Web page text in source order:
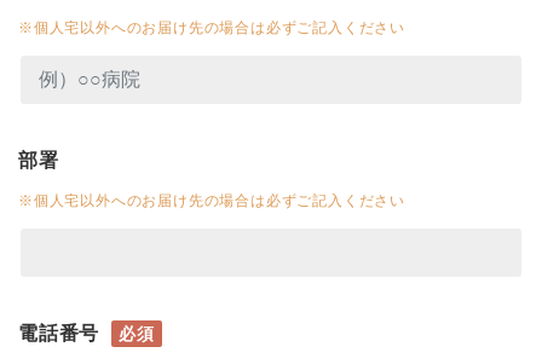
※個人宅以外へのお届け先の場合は必ずご記入ください
部署
※個人宅以外へのお届け先の場合は必ずご記入ください
電話番号 必須